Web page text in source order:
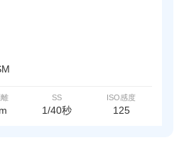
SS
1/40秒
ISO感度
125